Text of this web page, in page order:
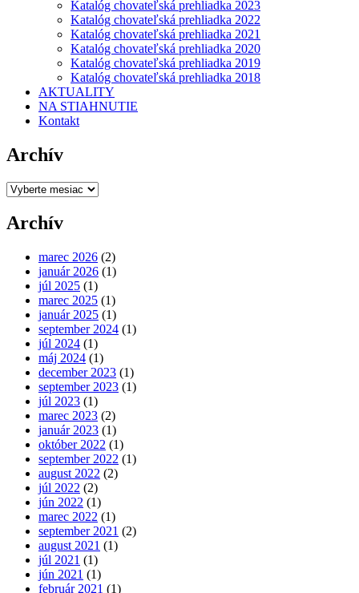
Katalóg chovateľská prehliadka 2023
Katalóg chovateľská prehliadka 2022
Katalóg chovateľská prehliadka 2021
Katalóg chovateľská prehliadka 2020
Katalóg chovateľská prehliadka 2019
Katalóg chovateľská prehliadka 2018
AKTUALITY
NA STIAHNUTIE
Kontakt
Archív
Archív
Archív
marec 2026 (2)
január 2026 (1)
júl 2025 (1)
marec 2025 (1)
január 2025 (1)
september 2024 (1)
júl 2024 (1)
máj 2024 (1)
december 2023 (1)
september 2023 (1)
júl 2023 (1)
marec 2023 (2)
január 2023 (1)
október 2022 (1)
september 2022 (1)
august 2022 (2)
júl 2022 (2)
jún 2022 (1)
marec 2022 (1)
september 2021 (2)
august 2021 (1)
júl 2021 (1)
jún 2021 (1)
február 2021 (1)